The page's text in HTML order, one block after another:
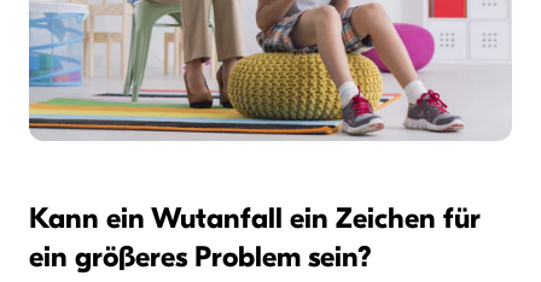
Kann ein Wutanfall ein Zeichen für
ein größeres Problem sein?